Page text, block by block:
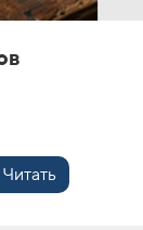
Читать